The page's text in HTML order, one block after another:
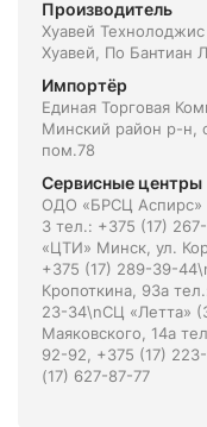
Производитель
Хуавей
Хуавей, По Бантиан
Импортёр
Единая Торговая
Минский район р-н,
пом.78
Сервисные центры
ОДО «БРСЦ Аспирс»
3 тел.: +375 (17)
«ЦТИ» Минск, ул.
+375 (17) 289-39-
Кропоткина, 93а
23-34\nСЦ «Летта»
Маяковского, 14а
92-92, +375 (17)
(17) 627-87-77